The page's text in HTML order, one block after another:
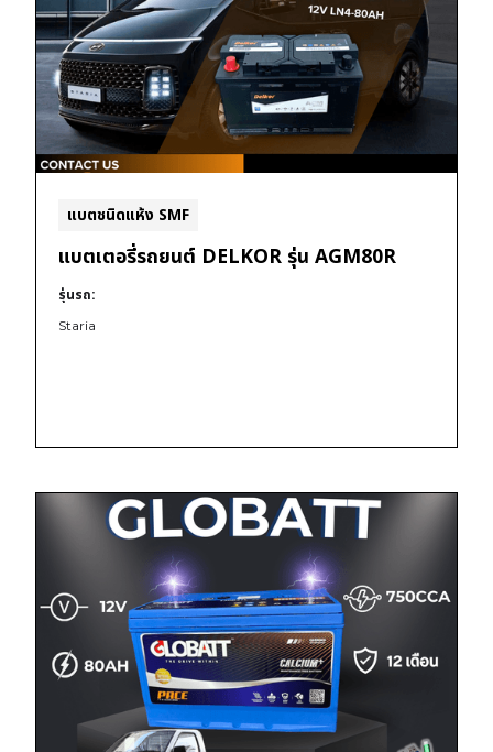
แบตชนิดแห้ง SMF
แบตเตอรี่รถยนต์ DELKOR รุ่น AGM80R
รุ่นรถ:
Staria